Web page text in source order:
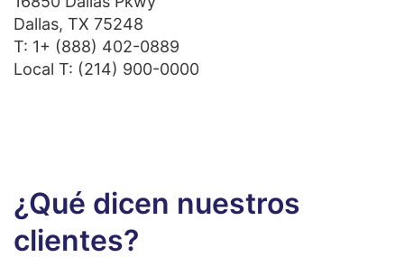
Dallas, TX 75248
T: 1+ (888) 402-0889
Local T: (214) 900-0000
¿Qué dicen nuestros
clientes?